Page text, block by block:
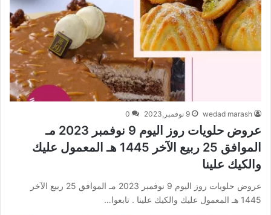
wedad marash 9 نوفمبر,2023 0
عروض حلويات روز اليوم 9 نوفمبر 2023 مـ
الموافق 25 ربيع الآخر 1445 هـ المعمول عليك
والكيك علينا
عروض حلويات روز اليوم 9 نوفمبر 2023 مـ الموافق 25 ربيع الآخر
1445 هـ المعمول عليك والكيك علينا . تابعوا…